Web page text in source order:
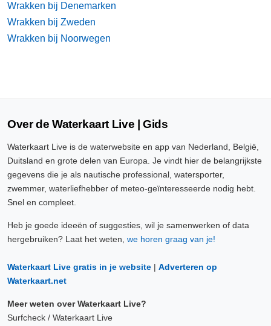
Wrakken bij Denemarken
Wrakken bij Zweden
Wrakken bij Noorwegen
Over de Waterkaart Live | Gids
Waterkaart Live is de waterwebsite en app van Nederland, België,
Duitsland en grote delen van Europa. Je vindt hier de belangrijkste
gegevens die je als nautische professional, watersporter,
zwemmer, waterliefhebber of meteo-geïnteresseerde nodig hebt.
Snel en compleet.
Heb je goede ideeën of suggesties, wil je samenwerken of data
hergebruiken? Laat het weten, we horen graag van je!
Waterkaart Live gratis in je website | Adverteren op
Waterkaart.net
Meer weten over Waterkaart Live?
Surfcheck / Waterkaart Live